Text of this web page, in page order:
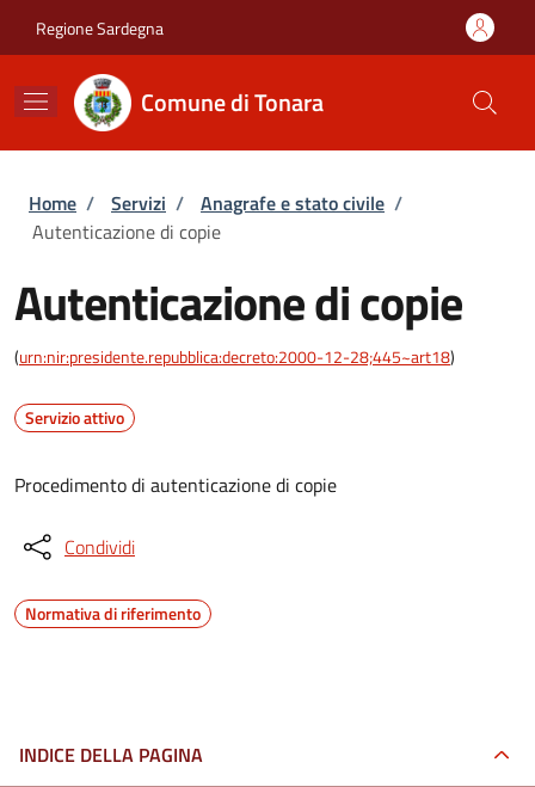
Regione Sardegna
Comune di Tonara
Briciole di pane
Home / Servizi / Anagrafe e stato civile /
Autenticazione di copie
Autenticazione di copie
(urn:nir:presidente.repubblica:decreto:2000-12-28;445~art18)
Servizio attivo
Procedimento di autenticazione di copie
Condividi
Normativa di riferimento
INDICE DELLA PAGINA